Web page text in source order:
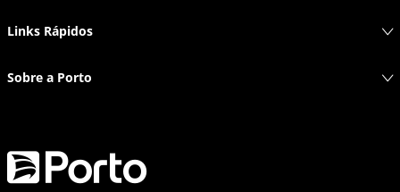
Links Rápidos
Sobre a Porto